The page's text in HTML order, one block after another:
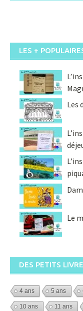
LES +
Les
Le
DES PETITS
4 ans 5 ans
10 ans 11 ans